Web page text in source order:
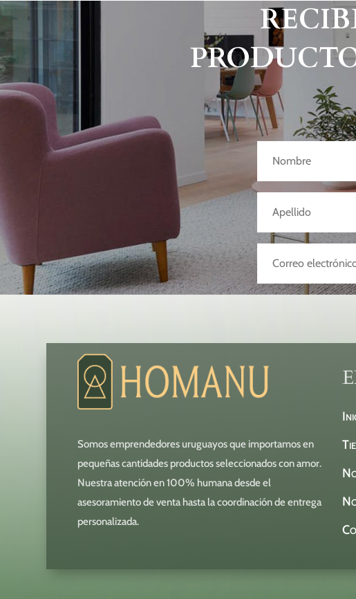
Somos emprendedores uruguayos que importamos en
pequeñas cantidades productos seleccionados con amor.
Nuestra atención en 100% humana desde el
asesoramiento de venta hasta la coordinación de entrega
personalizada.